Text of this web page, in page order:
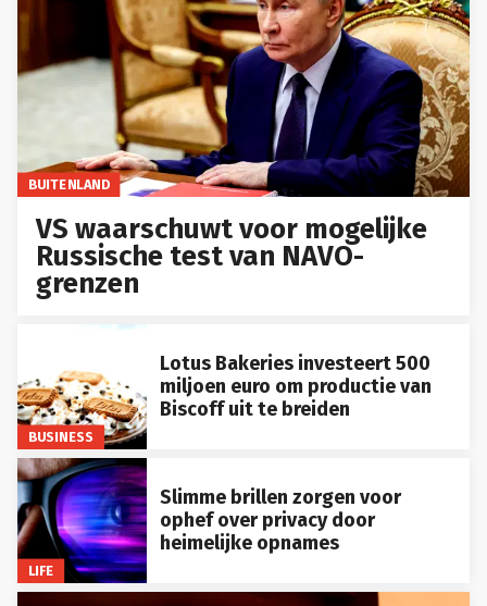
BUITENLAND
VS waarschuwt voor mogelijke
Russische test van NAVO-
grenzen
BUSINESS
Lotus Bakeries investeert 500
miljoen euro om productie van
Biscoff uit te breiden
LIFE
Slimme brillen zorgen voor
ophef over privacy door
heimelijke opnames